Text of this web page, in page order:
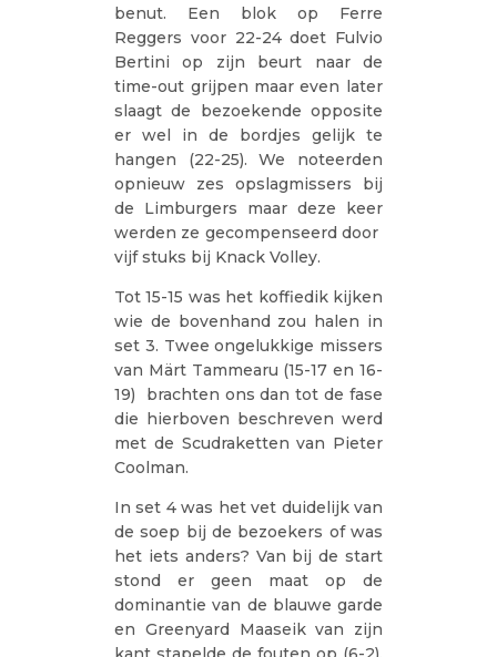
benut. Een blok op Ferre
Reggers voor 22-24 doet Fulvio
Bertini op zijn beurt naar de
time-out grijpen maar even later
slaagt de bezoekende opposite
er wel in de bordjes gelijk te
hangen (22-25). We noteerden
opnieuw zes opslagmissers bij
de Limburgers maar deze keer
werden ze gecompenseerd door
vijf stuks bij Knack Volley.
Tot 15-15 was het koffiedik kijken
wie de bovenhand zou halen in
set 3. Twee ongelukkige missers
van Märt Tammearu (15-17 en 16-
19) brachten ons dan tot de fase
die hierboven beschreven werd
met de Scudraketten van Pieter
Coolman.
In set 4 was het vet duidelijk van
de soep bij de bezoekers of was
het iets anders? Van bij de start
stond er geen maat op de
dominantie van de blauwe garde
en Greenyard Maaseik van zijn